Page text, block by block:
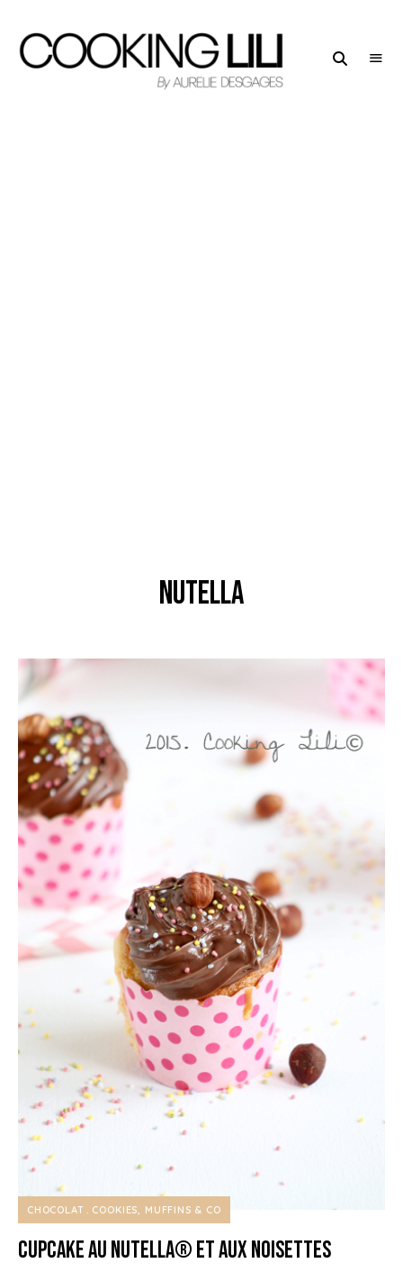
nutella
CHOCOLAT COOKIES, MUFFINS & CO
Cupcake au Nutella® et aux Noisettes